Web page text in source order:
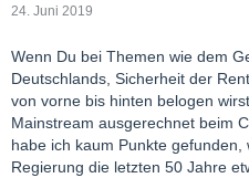
24. Juni 2019
Wenn Du bei Themen wie dem
Deutschlands, Sicherheit der
von vorne bis hinten belogen
Mainstream ausgerechnet beim
habe ich kaum Punkte
Regierung die letzten 50 Jahre